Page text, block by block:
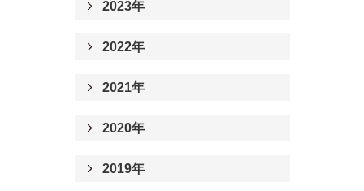
2023年
2022年
2021年
2020年
2019年